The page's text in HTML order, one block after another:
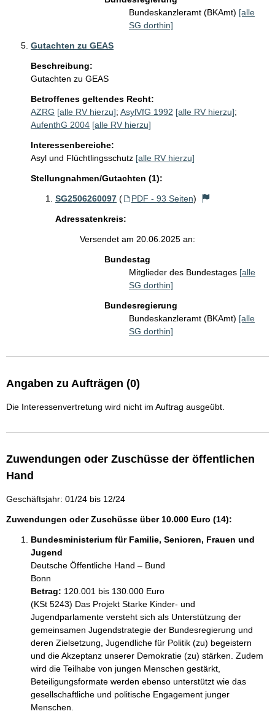
Bundeskanzleramt (BKAmt) [alle
SG dorthin]
Gutachten zu GEAS
Beschreibung:
Betroffenes geltendes Recht:
AZRG [alle RV hierzu]; AsylVfG 1992 [alle RV hierzu];
AufenthG 2004 [alle RV hierzu]
Interessenbereiche:
Asyl und Flüchtlingsschutz [alle RV hierzu]
Stellungnahmen/Gutachten (1):
SG2506260097 ( PDF - 93 Seiten)
Adressatenkreis:
Versendet am 20.06.2025 an:
Bundestag
Mitglieder des Bundestages [alle
SG dorthin]
Bundesregierung
Bundeskanzleramt (BKAmt) [alle
SG dorthin]
Angaben zu Aufträgen (0)
Die Interessenvertretung wird nicht im Auftrag ausgeübt.
Zuwendungen oder Zuschüsse der öffentlichen
Hand
Geschäftsjahr: 01/24 bis 12/24
Zuwendungen oder Zuschüsse über 10.000 Euro (14):
Bundesministerium für Familie, Senioren, Frauen und
Jugend
Deutsche Öffentliche Hand – Bund
Bonn
Betrag: 120.001 bis 130.000 Euro
(KSt 5243) Das Projekt Starke Kinder- und
Jugendparlamente versteht sich als Unterstützung der
gemeinsamen Jugendstrategie der Bundesregierung und
deren Zielsetzung, Jugendliche für Politik (zu) begeistern
und die Akzeptanz unserer Demokratie (zu) stärken. Zudem
wird die Teilhabe von jungen Menschen gestärkt,
Beteiligungsformate werden ebenso unterstützt wie das
gesellschaftliche und politische Engagement junger
Menschen.